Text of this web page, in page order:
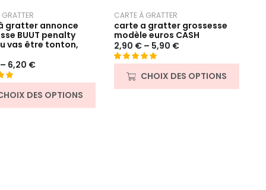
gratter annonce
BUUT penalty
vas être tonton,
6,20 €
DES OPTIONS
CARTE À GRATTER
carte a gratter grossesse
modèle euros CASH
2,90 € – 5,90 €
sur 5 baséCHOIX DES OPTIONS